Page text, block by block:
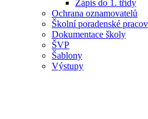
Zápis do 1. třídy
Ochrana oznamovatelů
Školní poradenské
Dokumentace školy
ŠVP
Šablony
Výstupy